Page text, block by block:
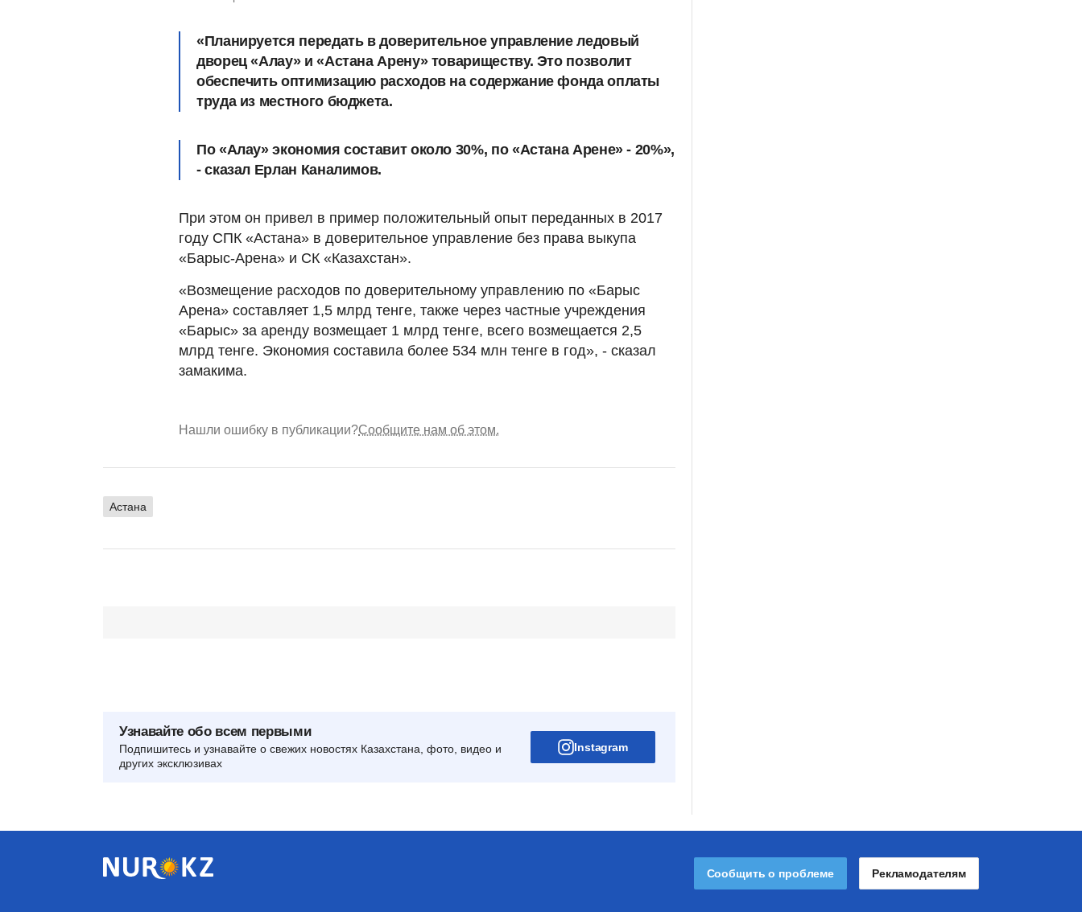
«Планируется передать в доверительное управление ледовый
дворец «Алау» и «Астана Арену» товариществу. Это позволит
обеспечить оптимизацию расходов на содержание фонда оплаты
труда из местного бюджета.
По «Алау» экономия составит около 30%, по «Астана Арене» - 20%»,
- сказал Ерлан Каналимов.
При этом он привел в пример положительный опыт переданных в 2017
году СПК «Астана» в доверительное управление без права выкупа
«Барыс-Арена» и СК «Казахстан».
«Возмещение расходов по доверительному управлению по «Барыс
Арена» составляет 1,5 млрд тенге, также через частные учреждения
«Барыс» за аренду возмещает 1 млрд тенге, всего возмещается 2,5
млрд тенге. Экономия составила более 534 млн тенге в год», - сказал
замакима.
Нашли ошибку в публикации?Сообщите нам об этом.
Астана
Узнавайте обо всем первыми
Подпишитесь и узнавайте о свежих новостях Казахстана, фото, видео и
других эксклюзивах
Instagram
Сообщить о проблеме Рекламодателям